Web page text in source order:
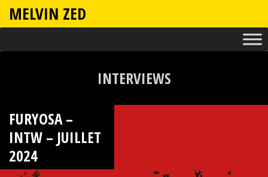
MELVIN ZED
INTERVIEWS
FURYOSA –
INTW – JUILLET
2024